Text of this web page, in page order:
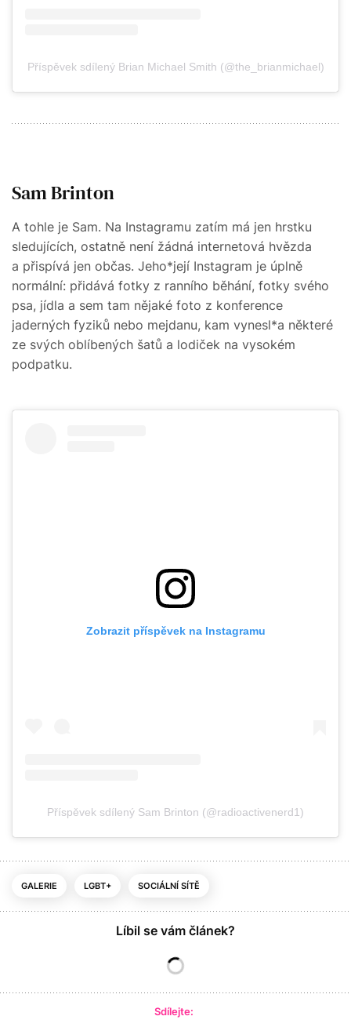
Příspěvek sdílený Brian Michael Smith (@the_brianmichael)
Sam Brinton
A tohle je Sam. Na Instagramu zatím má jen hrstku
sledujících, ostatně není žádná internetová hvězda
a přispívá jen občas. Jeho*její Instagram je úplně
normální: přidává fotky z ranního běhání, fotky svého
psa, jídla a sem tam nějaké foto z konference
jaderných fyziků nebo mejdanu, kam vynesl*a některé
ze svých oblíbených šatů a lodiček na vysokém
podpatku.
Zobrazit příspěvek na Instagramu
Příspěvek sdílený Sam Brinton (@radioactivenerd1)
GALERIE LGBT+ SOCIÁLNÍ SÍTĚ
Líbil se vám článek?
Sdílejte: